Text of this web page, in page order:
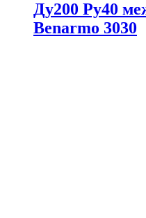
Ду200 Ру40
Benarmo 3030